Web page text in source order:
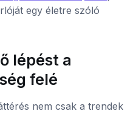
egy életre szóló
lépést a
felé
nem csak a trendek